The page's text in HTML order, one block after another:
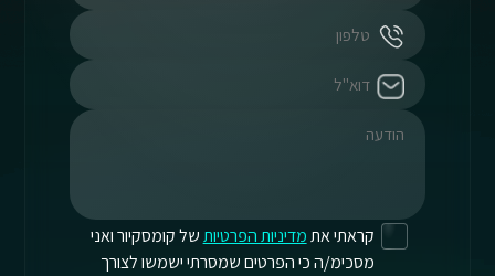
קראתי אתמדיניות הפרטיותשל קומסקיור ואני
מסכימ/ה כי הפרטים שמסרתי ישמשו לצורך